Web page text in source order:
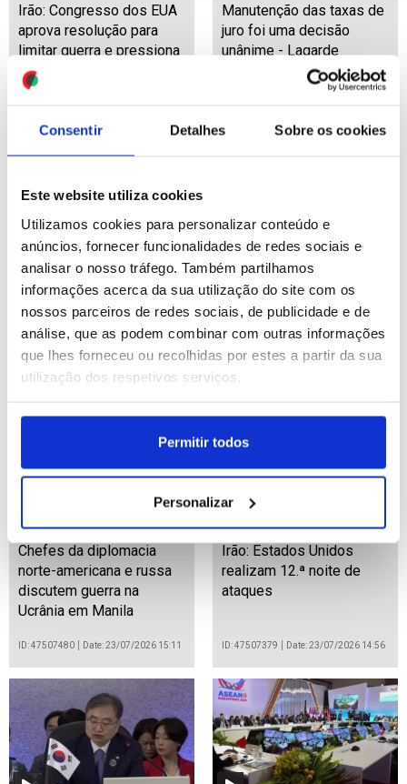
Consentir Detalhes Sobre os cookies
Este website utiliza cookies
Utilizamos cookies para personalizar conteúdo e
anúncios, fornecer funcionalidades de redes sociais e
analisar o nosso tráfego. Também partilhamos
informações acerca da sua utilização do site com os
nossos parceiros de redes sociais, de publicidade e de
análise, que as podem combinar com outras informações
que lhes forneceu ou recolhidas por estes a partir da sua
utilização dos respetivos serviços.
Permitir todos
Personalizar
Irão: Congresso dos EUA
aprova resolução para
limitar guerra e pressiona
Trump
Manutenção das taxas de
juro foi uma decisão
unânime - Lagarde
Espanha: Áreas urbanas
próximas de Toledo
evacuadas devido a
incêndio
ID: 47507742 Date: 23/07/2026 16:01
Comic-con arranca hoje
em San Diego
ID: 47507610
Chefes da diplomacia
norte-americana e russa
discutem guerra na
Ucrânia em Manila
ID: 47507480 Date: 23/07/2026 15:11
Irão: Estados Unidos
realizam 12.ª noite de
ataques
ID: 47507379 Date: 23/07/2026 14:56